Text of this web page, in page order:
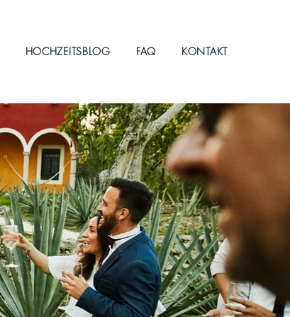
HOCHZEITSBLOG FAQ KONTAKT